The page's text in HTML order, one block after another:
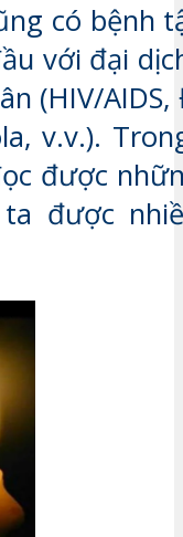
có bệnh
với đại
(HIV/
v.v.).
được
được